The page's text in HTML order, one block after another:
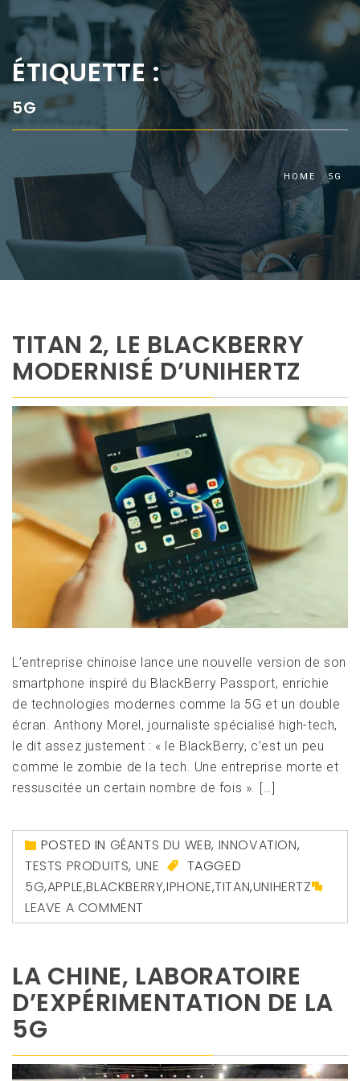
ÉTIQUETTE :
5G
HOME 5G
TITAN 2, LE BLACKBERRY
MODERNISÉ D’UNIHERTZ
L’entreprise chinoise lance une nouvelle version de son
smartphone inspiré du BlackBerry Passport, enrichie
de technologies modernes comme la 5G et un double
écran. Anthony Morel, journaliste spécialisé high-tech,
le dit assez justement : « le BlackBerry, c’est un peu
comme le zombie de la tech. Une entreprise morte et
ressuscitée un certain nombre de fois ». […]
POSTED IN GÉANTS DU WEB, INNOVATION,
TESTS PRODUITS, UNE
TAGGED
5G,APPLE,BLACKBERRY,IPHONE,TITAN,UNIHERTZ
LEAVE A COMMENT
LA CHINE, LABORATOIRE
D’EXPÉRIMENTATION DE LA
5G